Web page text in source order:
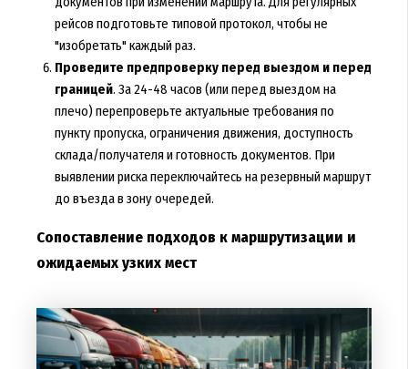
рейсов подготовьте типовой протокол, чтобы не
"изобретать" каждый раз.
Проведите предпроверку перед выездом и перед
границей. За 24-48 часов (или перед выездом на
плечо) перепроверьте актуальные требования по
пункту пропуска, ограничения движения, доступность
склада/получателя и готовность документов. При
выявлении риска переключайтесь на резервный маршрут
до въезда в зону очередей.
Сопоставление подходов к маршрутизации и
ожидаемых узких мест